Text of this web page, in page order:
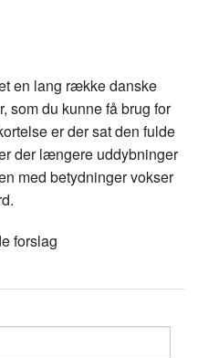
en lang række danske
som du kunne få brug for
er der sat den fulde
der længere uddybninger
med betydninger vokser
forslag